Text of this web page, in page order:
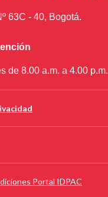
63C - 40, Bogotá.
de 8.00 a.m. a 4.00 p.m.
Portal IDPAC